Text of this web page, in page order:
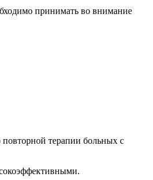
принимать во внимание
терапии больных с